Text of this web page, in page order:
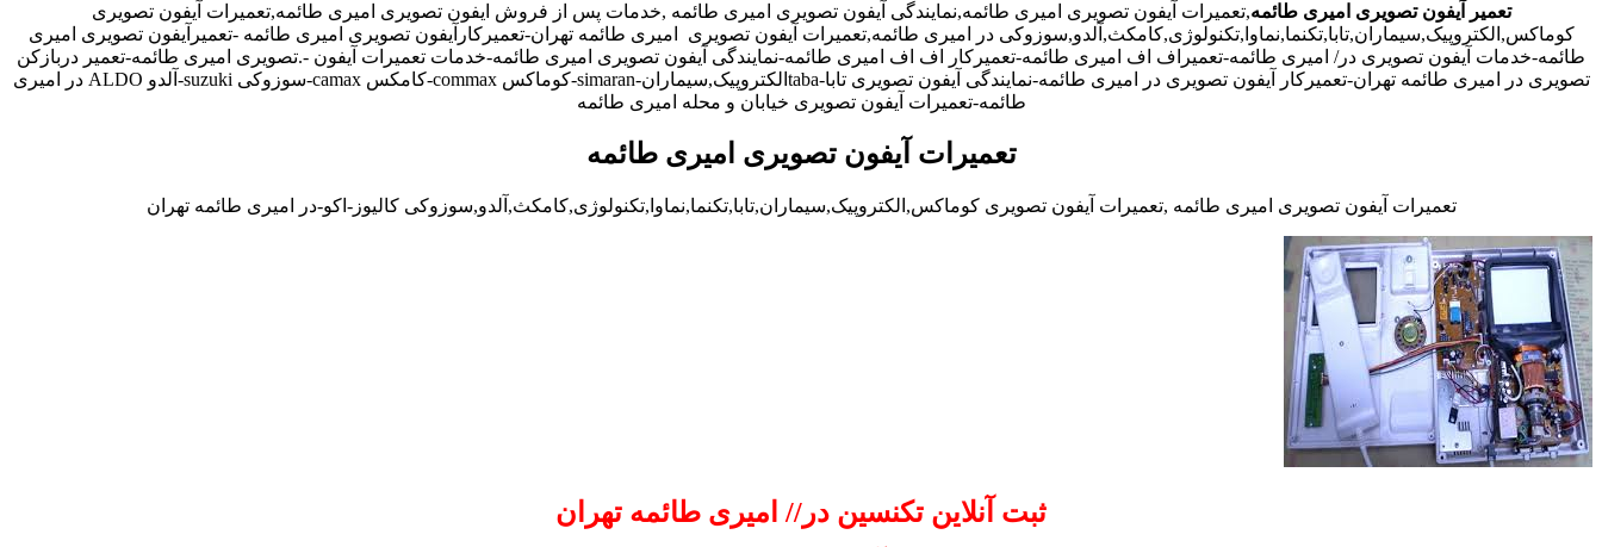
تعمیر آیفون تصویری امیری طائمه,تعمیرات آیفون تصویری امیری طائمه,نمایندگی آیفون تصویری امیری طائمه ,خدمات پس از فروش ایفون تصویری امیری طائمه,تعمیرات آیفون تصویری
کوماکس,الکتروپیک,سیماران,تابا,تکنما,نماوا,تکنولوژی,کامکث,آلدو,سوزوکی در امیری طائمه,تعمیرات آیفون تصویری امیری طائمه تهران-تعمیرکارآیفون تصویری امیری طائمه -تعمیرآیفون تصویری امیری
طائمه-خدمات آیفون تصویری در/ امیری طائمه-تعمیراف اف امیری طائمه-تعمیرکار اف اف امیری طائمه-نمایندگی آیفون تصویری امیری طائمه-خدمات تعمیرات آیفون -.تصویری امیری طائمه-تعمیر دربازکن
تصویری در امیری طائمه تهران-تعمیرکار آیفون تصویری در امیری طائمه-نمایندگی آیفون تصویری تابا-tabaالکتروپیک,سیماران-simaran-کوماکس commax-کامکس camax-سوزوکی suzuki-آلدو ALDO در امیری
طائمه-تعمیرات آیفون تصویری خیابان و محله امیری طائمه
تعمیرات آیفون تصویری امیری طائمه
تعمیرات آیفون تصویری امیری طائمه ,تعمیرات آیفون تصویری کوماکس,الکتروپیک,سیماران,تابا,تکنما,نماوا,تکنولوژی,کامکث,آلدو,سوزوکی کالیوز-اکو-در امیری طائمه تهران
ثبت آنلاین تکنسین در// امیری طائمه تهران